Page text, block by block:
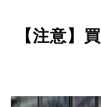
【注意】